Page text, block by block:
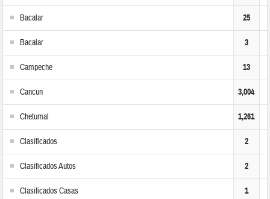
Bacalar 25
Bacalar 3
Campeche 13
Cancun 3,004
Chetumal 1,261
Clasificados 2
Clasificados Autos 2
Clasificados Casas 1